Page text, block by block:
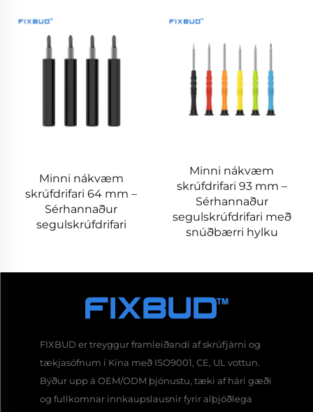
Minni nákvæm
skrúfdrifari 64 mm –
Sérhannaður
segulskrúfdrifari
Minni nákvæm
skrúfdrifari 93 mm –
Sérhannaður
segulskrúfdrifari með
snúðbærri hylku
FIXBUD er treyggur framleiðandi af skrúfjárni og
tækjasöfnum í Kína með ISO9001, CE, UL vottun.
Býður upp á OEM/ODM þjónustu, tæki af hári gæði
og fullkomnar innkaupslausnir fyrir alþjóðlega